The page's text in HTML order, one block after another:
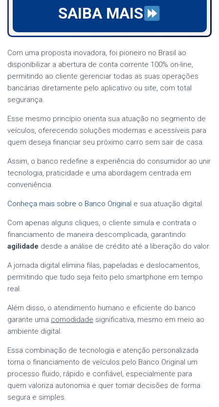
SAIBA MAIS
Com uma proposta inovadora, foi pioneiro no Brasil ao
disponibilizar a abertura de conta corrente 100% on-line,
permitindo ao cliente gerenciar todas as suas operações
bancárias diretamente pelo aplicativo ou site, com total
segurança.
Esse mesmo princípio orienta sua atuação no segmento de
veículos, oferecendo soluções modernas e acessíveis para
quem deseja financiar seu próximo carro sem sair de casa.
Assim, o banco redefine a experiência do consumidor ao unir
tecnologia, praticidade e uma abordagem centrada em
conveniência.
Conheça mais sobre o Banco Original e sua atuação digital.
Com apenas alguns cliques, o cliente simula e contrata o
financiamento de maneira descomplicada, garantindo
agilidade desde a análise de crédito até a liberação do valor.
A jornada digital elimina filas, papeladas e deslocamentos,
permitindo que tudo seja feito pelo smartphone em tempo
real.
Além disso, o atendimento humano e eficiente do banco
garante uma comodidade significativa, mesmo em meio ao
ambiente digital.
Essa combinação de tecnologia e atenção personalizada
torna o financiamento de veículos pelo Banco Original um
processo fluido, rápido e confiável, especialmente para
quem valoriza autonomia e quer tomar decisões de forma
segura e simples.